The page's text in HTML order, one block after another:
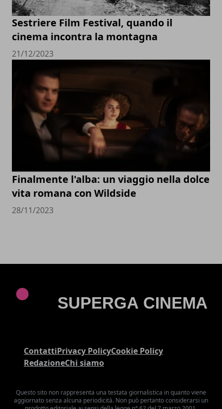
Sestriere Film Festival, quando il
cinema incontra la montagna
21/12/2023
Finalmente l'alba: un viaggio nella dolce
vita romana con Wildside
28/11/2023
ContattiPrivacy PolicyCookie Policy
RedazioneChi siamo
Questo sito non rappresenta una testata giornalistica in quanto viene
aggiornato senza alcuna periodicità. Non può pertanto considerarsi un